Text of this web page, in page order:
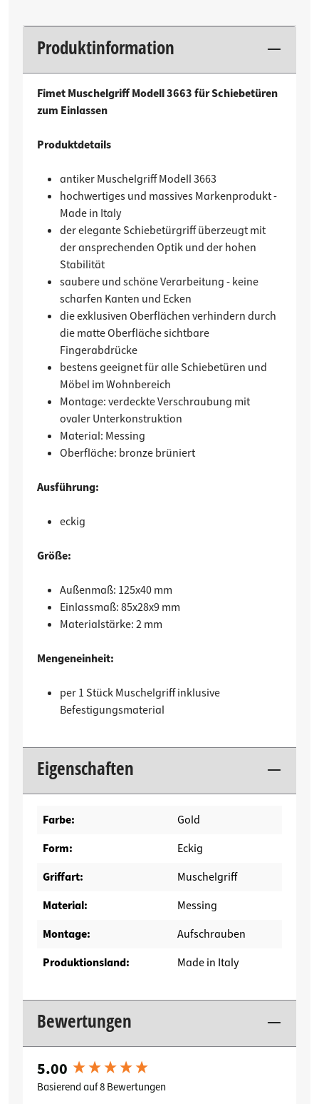
Produktinformation
Fimet Muschelgriff Modell 3663 für Schiebetüren
zum Einlassen
Produktdetails
antiker Muschelgriff Modell 3663
hochwertiges und massives Markenprodukt -
Made in Italy
der elegante Schiebetürgriff überzeugt mit
der ansprechenden Optik und der hohen
Stabilität
saubere und schöne Verarbeitung - keine
scharfen Kanten und Ecken
die exklusiven Oberflächen verhindern durch
die matte Oberfläche sichtbare
Fingerabdrücke
bestens geeignet für alle Schiebetüren und
Möbel im Wohnbereich
Montage: verdeckte Verschraubung mit
ovaler Unterkonstruktion
Material: Messing
Oberfläche: bronze brüniert
Ausführung:
eckig
Größe:
Außenmaß: 125x40 mm
Einlassmaß: 85x28x9 mm
Materialstärke: 2 mm
Mengeneinheit:
per 1 Stück Muschelgriff inklusive
Befestigungsmaterial
Eigenschaften
Farbe:
Gold
Form:
Eckig
Griffart:
Muschelgriff
Material:
Messing
Montage:
Aufschrauben
Produktionsland:
Made in Italy
Bewertungen
5.00
Basierend auf 8 Bewertungen
New content loaded